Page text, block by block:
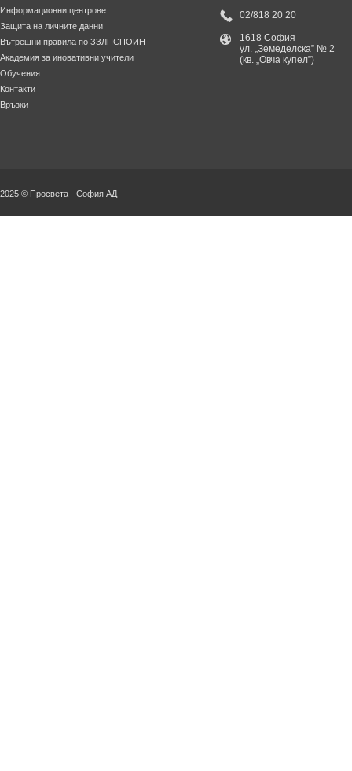
Информационни центрове
Защита на личните данни
Вътрешни правила по ЗЗЛПСПОИН
Академия за иновативни учители
Обучения
Контакти
Връзки
02/818 20 20
1618 София
ул. „Земеделска” № 2
(кв. „Овча купел”)
2025 © Просвета - София АД